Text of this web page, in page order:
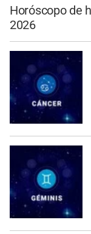
Horóscopo de
2026